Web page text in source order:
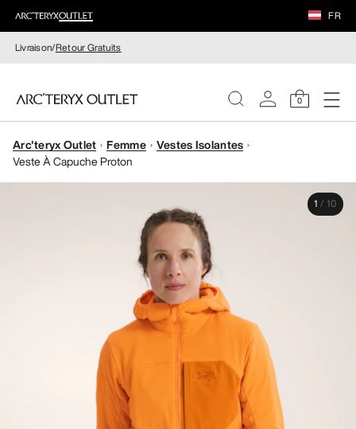
FR
Livraison/Retour Gratuits
0
FEMME
Arc'teryx Outlet Femme
Vestes Isolantes
Veste À Capuche Proton
1 / 10